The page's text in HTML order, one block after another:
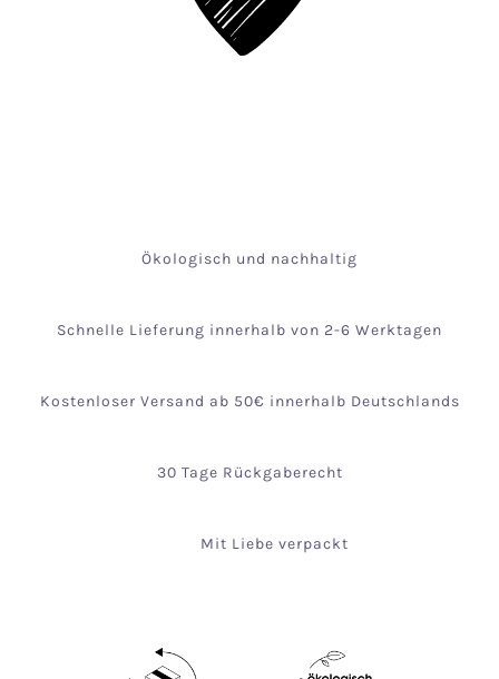
Ökologisch und nachhaltig
Schnelle Lieferung innerhalb von 2-6 Werktagen
Kostenloser Versand ab 50€ innerhalb Deutschlands
30 Tage Rückgaberecht
Mit Liebe verpackt